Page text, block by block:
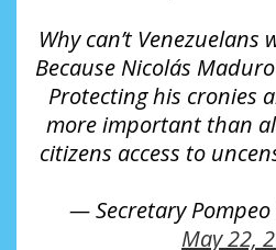
Why can’t Venezuelans
Because Nicolás
Protecting his cronies
more important than
citizens access to
— Secretary Pompeo
May 22,